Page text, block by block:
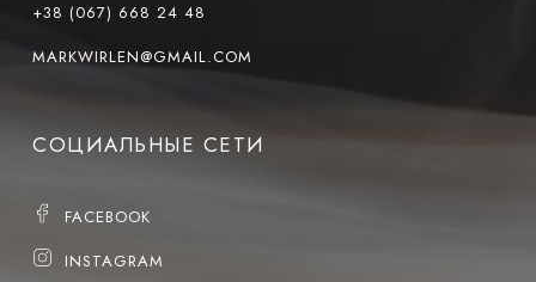
+38 (067) 668 24 48
MARKWIRLEN@GMAIL.COM
СОЦИАЛЬНЫЕ СЕТИ
FACEBOOK
INSTAGRAM